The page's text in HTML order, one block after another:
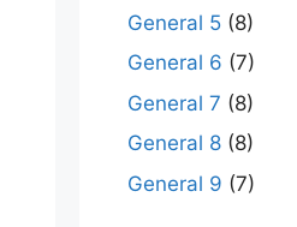
General 5 (8)
General 6 (7)
General 7 (8)
General 8 (8)
General 9 (7)